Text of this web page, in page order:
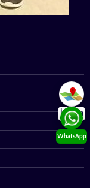
İletişim
WhatsApp